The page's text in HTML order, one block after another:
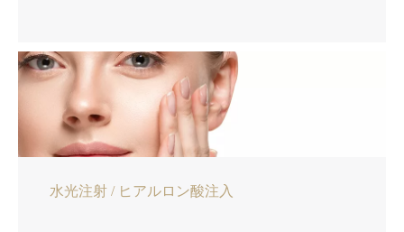
水光注射 / ヒアルロン酸注入